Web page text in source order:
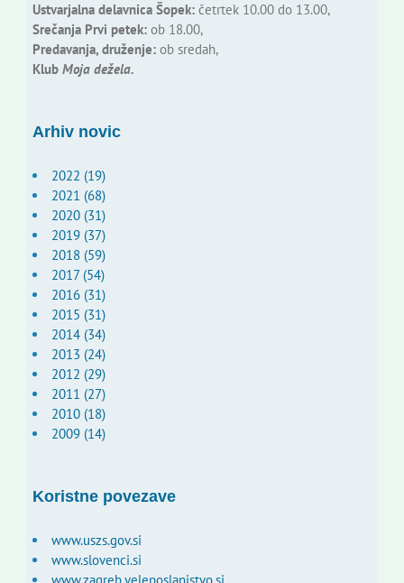
Ustvarjalna delavnica Šopek:četrtek 10.00 do 13.00,
Srečanja Prvi petek:ob 18.00,
Predavanja, druženje:ob sredah,
Klub Moja dežela.
Arhiv novic
2022 (19)
2021 (68)
2020 (31)
2019 (37)
2018 (59)
2017 (54)
2016 (31)
2015 (31)
2014 (34)
2013 (24)
2012 (29)
2011 (27)
2010 (18)
2009 (14)
Koristne povezave
www.uszs.gov.si
www.slovenci.si